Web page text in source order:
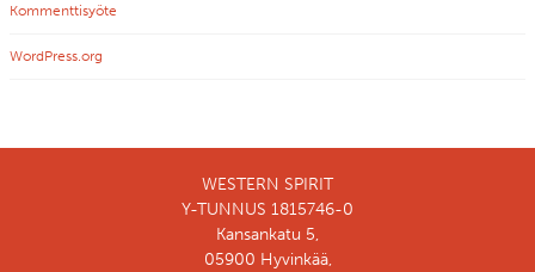
Kommenttisyöte
WordPress.org
WESTERN SPIRIT
Y-TUNNUS 1815746-0
Kansankatu 5,
05900 Hyvinkää,